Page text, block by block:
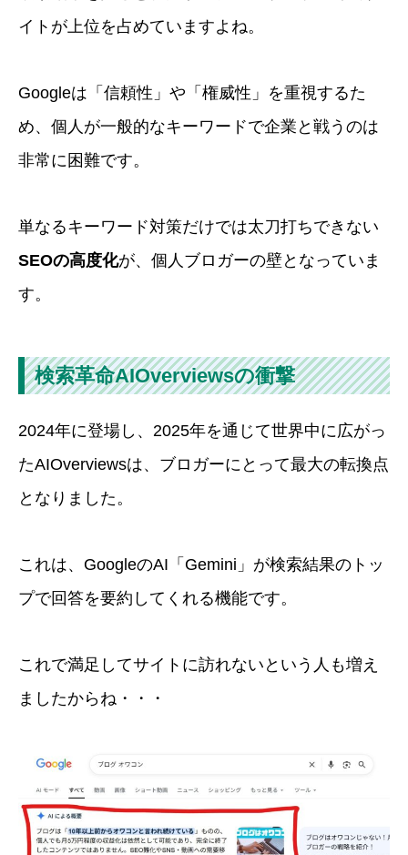
イトが上位を占めていますよね。
Googleは「信頼性」や「権威性」を重視するた
め、個人が一般的なキーワードで企業と戦うのは
非常に困難です。
単なるキーワード対策だけでは太刀打ちできない
SEOの高度化が、個人ブロガーの壁となっていま
す。
検索革命AIOverviewsの衝撃
2024年に登場し、2025年を通じて世界中に広がっ
たAIOverviewsは、ブロガーにとって最大の転換点
となりました。
これは、GoogleのAI「Gemini」が検索結果のトッ
プで回答を要約してくれる機能です。
これで満足してサイトに訪れないという人も増え
ましたからね・・・